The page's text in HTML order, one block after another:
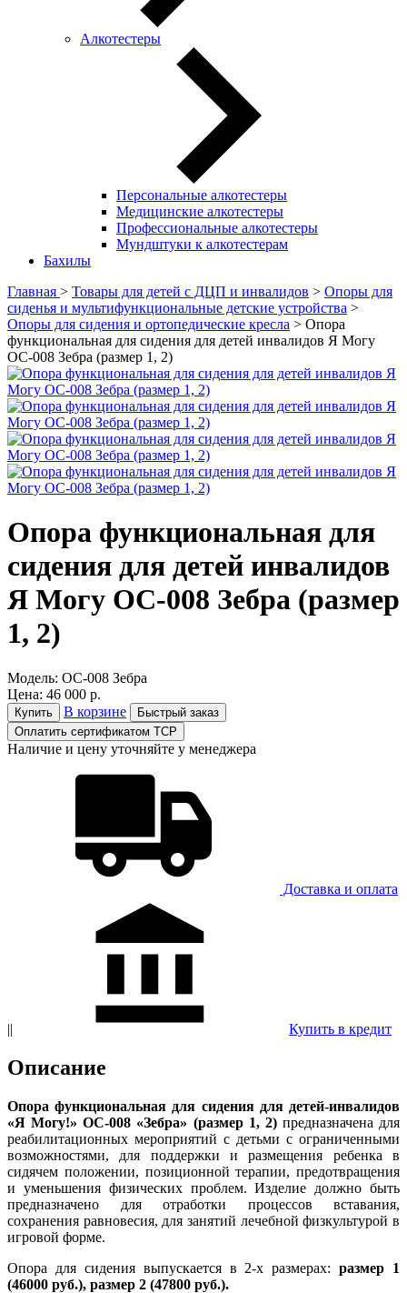
Алкотестеры
Персональные алкотестеры
Медицинские алкотестеры
Профессиональные алкотестеры
Мундштуки к алкотестерам
Бахилы
Главная > Товары для детей с ДЦП и инвалидов > Опоры для
сиденья и мультифункциональные детские устройства >
Опоры для сидения и ортопедические кресла > Опора
функциональная для сидения для детей инвалидов Я Могу
ОС-008 Зебра (размер 1, 2)
Опора функциональная для
сидения для детей инвалидов
Я Могу ОС-008 Зебра (размер
1, 2)
Модель: ОС-008 Зебра
Цена: 46 000 р.
Купить В корзине
Быстрый заказ
Оплатить сертификатом ТСР
Наличие и цену уточняйте у менеджера
Доставка и оплатa
|| Купить в кредит
Описание
Опора функциональная для сидения для детей-инвалидов
«Я Могу!» ОС-008 «Зебра» (размер 1, 2) предназначена для
реабилитационных мероприятий с детьми с ограниченными
возможностями, для поддержки и размещения ребенка в
сидячем положении, позиционной терапии, предотвращения
и уменьшения физических проблем. Изделие должно быть
предназначено для отработки процессов вставания,
сохранения равновесия, для занятий лечебной физкультурой в
игровой форме.
Опора для сидения выпускается в 2-х размерах:размер 1
(46000 руб.), размер 2 (47800 руб.).